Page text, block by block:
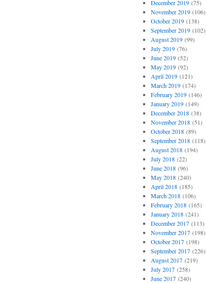
December 2019(75)
November 2019(106)
October 2019(138)
September 2019(102)
August 2019(99)
July 2019(76)
June 2019(52)
May 2019(92)
April 2019(121)
March 2019(174)
February 2019(146)
January 2019(149)
December 2018(38)
November 2018(51)
October 2018(89)
September 2018(118)
August 2018(194)
July 2018(22)
June 2018(96)
May 2018(240)
April 2018(185)
March 2018(106)
February 2018(165)
January 2018(241)
December 2017(113)
November 2017(198)
October 2017(198)
September 2017(226)
August 2017(219)
July 2017(258)
June 2017(240)